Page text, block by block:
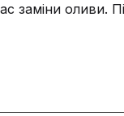
заміни оливи.